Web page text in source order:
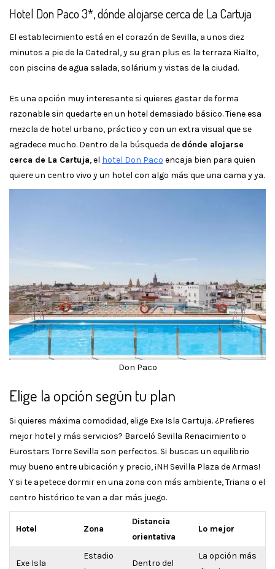
Hotel Don Paco 3*, dónde alojarse cerca de La Cartuja
El establecimiento está en el corazón de Sevilla, a unos diez
minutos a pie de la Catedral, y su gran plus es la terraza Rialto,
con piscina de agua salada, solárium y vistas de la ciudad.
Es una opción muy interesante si quieres gastar de forma
razonable sin quedarte en un hotel demasiado básico. Tiene esa
mezcla de hotel urbano, práctico y con un extra visual que se
agradece mucho. Dentro de la búsqueda de dónde alojarse
cerca de La Cartuja, el hotel Don Paco encaja bien para quien
quiere un centro vivo y un hotel con algo más que una cama y ya.
Don Paco
Elige la opción según tu plan
Si quieres máxima comodidad, elige Exe Isla Cartuja. ¿Prefieres
mejor hotel y más servicios? Barceló Sevilla Renacimiento o
Eurostars Torre Sevilla son perfectos. Si buscas un equilibrio
muy bueno entre ubicación y precio, ¡NH Sevilla Plaza de Armas!
Y si te apetece dormir en una zona con más ambiente, Triana o el
centro histórico te van a dar más juego.
Hotel Zona
Distancia
orientativa
Lo mejor
Exe Isla
Estadio
Dentro del
La opción más